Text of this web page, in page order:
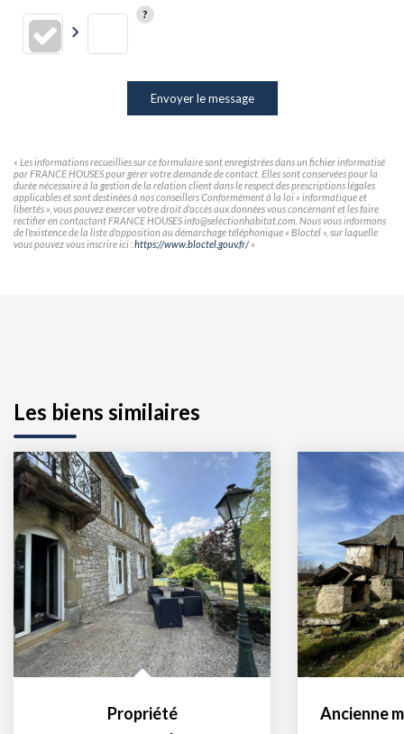
Envoyer le message
« Les informations recueillies sur ce formulaire sont enregistrées dans un fichier informatisé
par FRANCE HOUSES pour gérer votre demande de contact. Elles sont conservées pour la
durée nécessaire à la gestion de la relation client dans le respect des prescriptions légales
applicables et sont destinées à nos conseillers Conformément à la loi « informatique et
libertés », vous pouvez exercer votre droit d'accès aux données vous concernant et les faire
rectifier en contactant FRANCE HOUSES info@selectionhabitat.com. Nous vous informons
de l'existence de la liste d'opposition au démarchage téléphonique « Bloctel », sur laquelle
vous pouvez vous inscrire ici :https://www.bloctel.gouv.fr/»
Les biens similaires
Propriété